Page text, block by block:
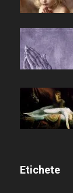
Etichete